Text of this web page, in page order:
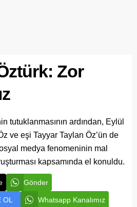
Zor
tutuklanmasının ardından, Eylül
ve eşi Tayyar Taylan Öz’ün de
medya fenomeninin mal
kapsamında el konuldu.
Gönder
OL Whatsapp Kanalımız